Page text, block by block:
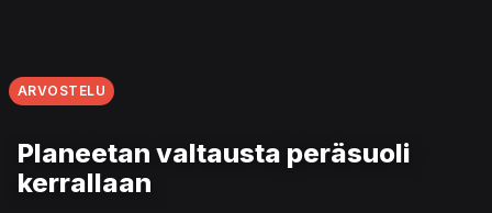
ARVOSTELU
Planeetan valtausta peräsuoli
kerrallaan